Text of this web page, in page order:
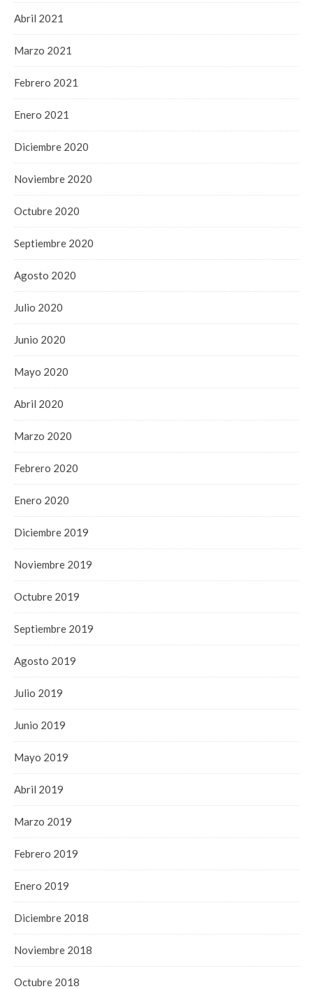
Abril 2021
Marzo 2021
Febrero 2021
Enero 2021
Diciembre 2020
Noviembre 2020
Octubre 2020
Septiembre 2020
Agosto 2020
Julio 2020
Junio 2020
Mayo 2020
Abril 2020
Marzo 2020
Febrero 2020
Enero 2020
Diciembre 2019
Noviembre 2019
Octubre 2019
Septiembre 2019
Agosto 2019
Julio 2019
Junio 2019
Mayo 2019
Abril 2019
Marzo 2019
Febrero 2019
Enero 2019
Diciembre 2018
Noviembre 2018
Octubre 2018